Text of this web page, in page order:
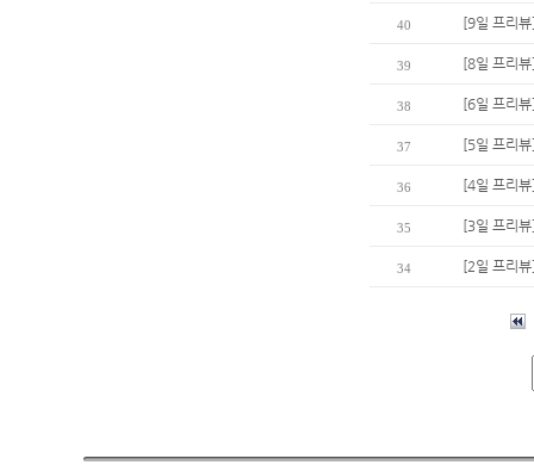
40 [9일 프리
39 [8일 프리
38 [6일 프리
37 [5일 프리
36 [4일 프리
35 [3일 프리
34 [2일 프리